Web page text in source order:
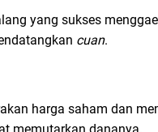
yang sukses
cuan.
harga saham dan